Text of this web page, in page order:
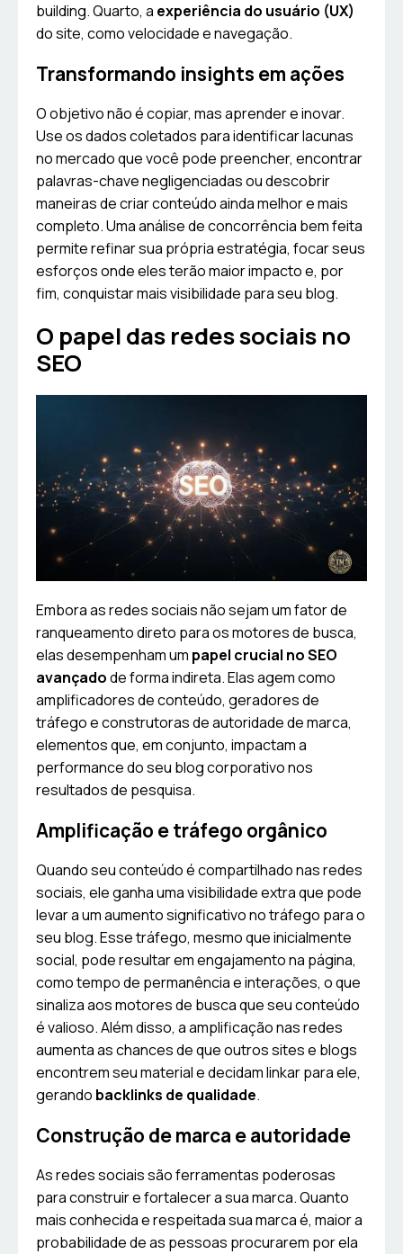
building. Quarto, a experiência do usuário (UX)
do site, como velocidade e navegação.
Transformando insights em ações
O objetivo não é copiar, mas aprender e inovar.
Use os dados coletados para identificar lacunas
no mercado que você pode preencher, encontrar
palavras-chave negligenciadas ou descobrir
maneiras de criar conteúdo ainda melhor e mais
completo. Uma análise de concorrência bem feita
permite refinar sua própria estratégia, focar seus
esforços onde eles terão maior impacto e, por
fim, conquistar mais visibilidade para seu blog.
O papel das redes sociais no
SEO
Embora as redes sociais não sejam um fator de
ranqueamento direto para os motores de busca,
elas desempenham um papel crucial no SEO
avançadode forma indireta. Elas agem como
amplificadores de conteúdo, geradores de
tráfego e construtoras de autoridade de marca,
elementos que, em conjunto, impactam a
performance do seu blog corporativo nos
resultados de pesquisa.
Amplificação e tráfego orgânico
Quando seu conteúdo é compartilhado nas redes
sociais, ele ganha uma visibilidade extra que pode
levar a um aumento significativo no tráfego para o
seu blog. Esse tráfego, mesmo que inicialmente
social, pode resultar em engajamento na página,
como tempo de permanência e interações, o que
sinaliza aos motores de busca que seu conteúdo
é valioso. Além disso, a amplificação nas redes
aumenta as chances de que outros sites e blogs
encontrem seu material e decidam linkar para ele,
gerando backlinks de qualidade.
Construção de marca e autoridade
As redes sociais são ferramentas poderosas
para construir e fortalecer a sua marca. Quanto
mais conhecida e respeitada sua marca é, maior a
probabilidade de as pessoas procurarem por ela